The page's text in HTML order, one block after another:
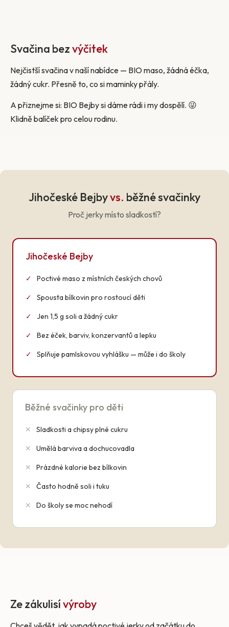
Svačina bezvýčitek
Nejčistší svačina v naší nabídce — BIO maso, žádná éčka,
žádný cukr. Přesně to, co si maminky přály.
A přiznejme si: BIO Bejby si dáme rádi i my dospělí. 😜
Klidně balíček pro celou rodinu.
Jihočeské Bejbyvs. běžné svačinky
Proč jerky místo sladkostí?
Jihočeské Bejby
✓ Poctivé maso z místních českých chovů
✓ Spousta bílkovin pro rostoucí děti
✓ Jen 1,5 g soli a žádný cukr
✓ Bez éček, barviv, konzervantů a lepku
✓ Splňuje pamlskovou vyhlášku — může i do školy
Běžné svačinky pro děti
✕ Sladkosti a chipsy plné cukru
✕ Umělá barviva a dochucovadla
✕ Prázdné kalorie bez bílkovin
✕ Často hodně soli i tuku
✕ Do školy se moc nehodí
Ze zákulisívýroby